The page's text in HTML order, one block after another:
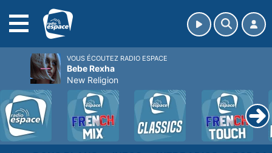
VOUS ÉCOUTEZ RADIO ESPACE
Bebe Rexha
New Religion